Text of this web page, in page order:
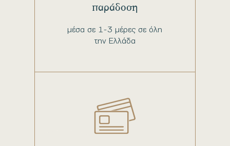
μέσα σε 1-3 μέρες σε όλη
την Ελλάδα
παράδοση